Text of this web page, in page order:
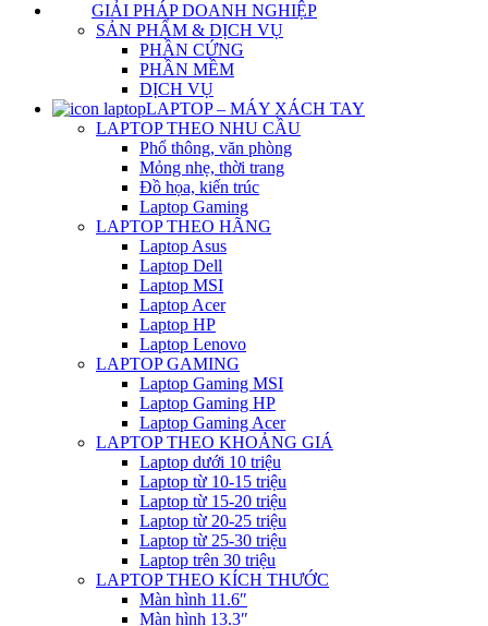
GIẢI PHÁP DOANH NGHIỆP
SẢN PHẨM & DỊCH VỤ
PHẦN CỨNG
PHẦN MỀM
DỊCH VỤ
LAPTOP – MÁY XÁCH TAY
LAPTOP THEO NHU CẦU
Phổ thông, văn phòng
Mỏng nhẹ, thời trang
Đồ họa, kiến trúc
Laptop Gaming
LAPTOP THEO HÃNG
Laptop Asus
Laptop Dell
Laptop MSI
Laptop Acer
Laptop HP
Laptop Lenovo
LAPTOP GAMING
Laptop Gaming MSI
Laptop Gaming HP
Laptop Gaming Acer
LAPTOP THEO KHOẢNG GIÁ
Laptop dưới 10 triệu
Laptop từ 10-15 triệu
Laptop từ 15-20 triệu
Laptop từ 20-25 triệu
Laptop từ 25-30 triệu
Laptop trên 30 triệu
LAPTOP THEO KÍCH THƯỚC
Màn hình 11.6″
Màn hình 13.3″